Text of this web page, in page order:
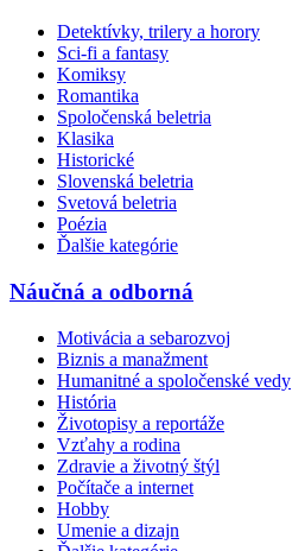
Detektívky, trilery a horory
Sci-fi a fantasy
Komiksy
Romantika
Spoločenská beletria
Klasika
Historické
Slovenská beletria
Svetová beletria
Poézia
Ďalšie kategórie
Náučná a odborná
Motivácia a sebarozvoj
Biznis a manažment
Humanitné a spoločenské vedy
História
Životopisy a reportáže
Vzťahy a rodina
Zdravie a životný štýl
Počítače a internet
Hobby
Umenie a dizajn